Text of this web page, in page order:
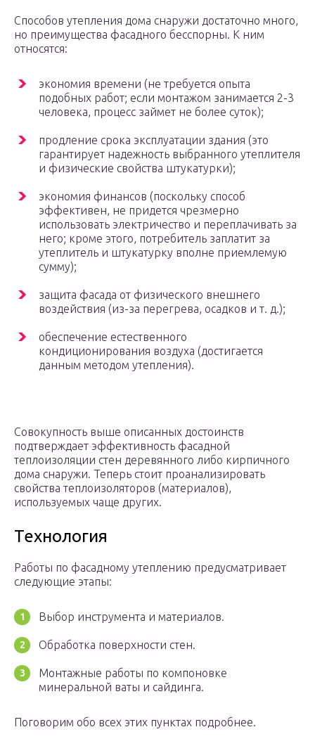
Способов утепления дома снаружи достаточно много,
но преимущества фасадного бесспорны. К ним
относятся:
экономия времени (не требуется опыта
подобных работ; если монтажом занимается 2-3
человека, процесс займет не более суток);
продление срока эксплуатации здания (это
гарантирует надежность выбранного утеплителя
и физические свойства штукатурки);
экономия финансов (поскольку способ
эффективен, не придется чрезмерно
использовать электричество и переплачивать за
него; кроме этого, потребитель заплатит за
утеплитель и штукатурку вполне приемлемую
сумму);
защита фасада от физического внешнего
воздействия (из-за перегрева, осадков и т. д.);
обеспечение естественного
кондиционирования воздуха (достигается
данным методом утепления).
Совокупность выше описанных достоинств
подтверждает эффективность фасадной
теплоизоляции стен деревянного либо кирпичного
дома снаружи. Теперь стоит проанализировать
свойства теплоизоляторов (материалов),
используемых чаще других.
Технология
Работы по фасадному утеплению предусматривает
следующие этапы:
Выбор инструмента и материалов.
Обработка поверхности стен.
Монтажные работы по компоновке
минеральной ваты и сайдинга.
Поговорим обо всех этих пунктах подробнее.